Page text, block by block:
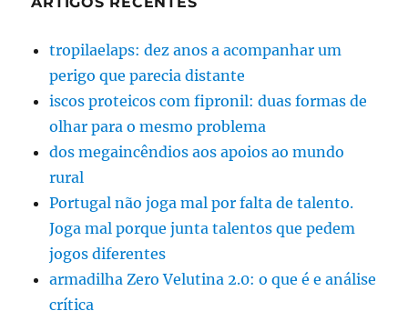
tropilaelaps: dez anos a acompanhar um
perigo que parecia distante
iscos proteicos com fipronil: duas formas de
olhar para o mesmo problema
dos megaincêndios aos apoios ao mundo
rural
Portugal não joga mal por falta de talento.
Joga mal porque junta talentos que pedem
jogos diferentes
armadilha Zero Velutina 2.0: o que é e análise
crítica